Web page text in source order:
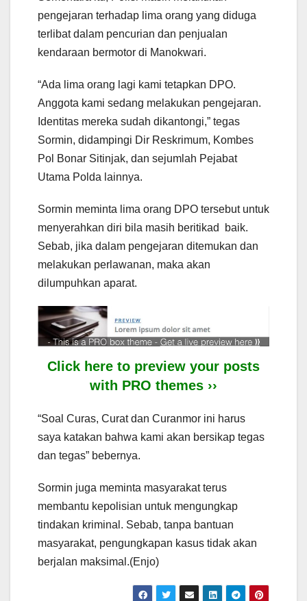
pengejaran terhadap lima orang yang diduga
terlibat dalam pencurian dan penjualan
kendaraan bermotor di Manokwari.
“Ada lima orang lagi kami tetapkan DPO.
Anggota kami sedang melakukan pengejaran.
Identitas mereka sudah dikantongi,” tegas
Sormin, didampingi Dir Reskrimum, Kombes
Pol Bonar Sitinjak, dan sejumlah Pejabat
Utama Polda lainnya.
Sormin meminta lima orang DPO tersebut untuk
menyerahkan diri bila masih beritikad baik.
Sebab, jika dalam pengejaran ditemukan dan
melakukan perlawanan, maka akan
dilumpuhkan aparat.
Click here to preview your posts
with PRO themes ››
“Soal Curas, Curat dan Curanmor ini harus
saya katakan bahwa kami akan bersikap tegas
dan tegas” bebernya.
Sormin juga meminta masyarakat terus
membantu kepolisian untuk mengungkap
tindakan kriminal. Sebab, tanpa bantuan
masyarakat, pengungkapan kasus tidak akan
berjalan maksimal.(Enjo)